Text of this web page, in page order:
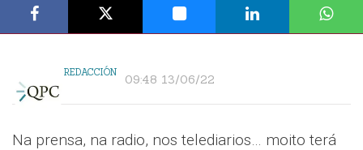
REDACCIÓN 09:48 13/06/22
Na prensa, na radio, nos telediarios… moito terá